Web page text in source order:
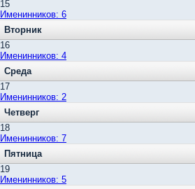
15
Именинников: 6
Вторник
16
Именинников: 4
Среда
17
Именинников: 2
Четверг
18
Именинников: 7
Пятница
19
Именинников: 5